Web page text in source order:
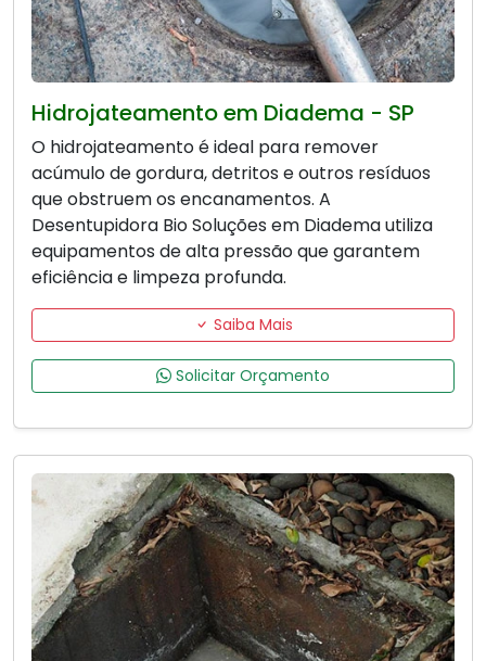
Hidrojateamento em Diadema - SP
O hidrojateamento é ideal para remover
acúmulo de gordura, detritos e outros resíduos
que obstruem os encanamentos. A
Desentupidora Bio Soluções em Diadema utiliza
equipamentos de alta pressão que garantem
eficiência e limpeza profunda.
Saiba Mais
Solicitar Orçamento